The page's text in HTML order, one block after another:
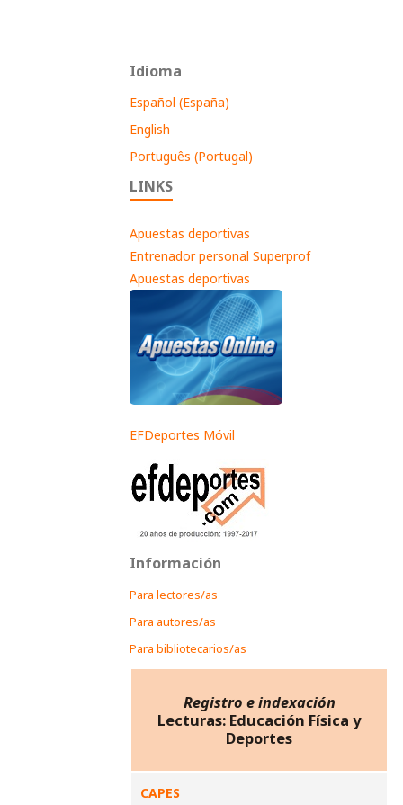
Idioma
Español (España)
English
Português (Portugal)
LINKS
Apuestas deportivas
Entrenador personal Superprof
Apuestas deportivas
EFDeportes Móvil
Información
Para lectores/as
Para autores/as
Para bibliotecarios/as
Registro e indexación
Lecturas: Educación Física y
Deportes
CAPES